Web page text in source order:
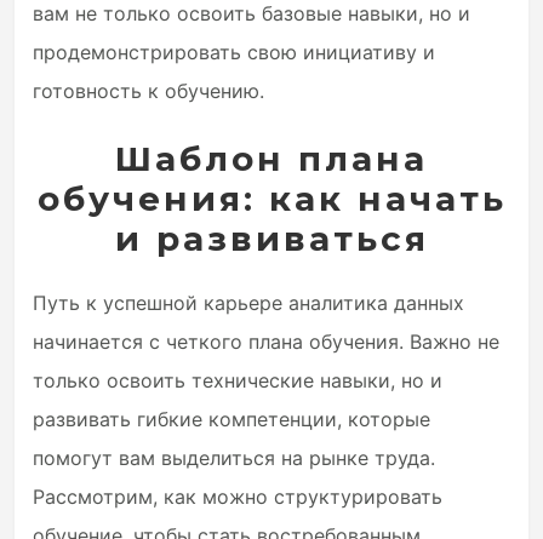
вам не только освоить базовые навыки, но и
продемонстрировать свою инициативу и
готовность к обучению.
Шаблон плана
обучения: как начать
и развиваться
Путь к успешной карьере аналитика данных
начинается с четкого плана обучения. Важно не
только освоить технические навыки, но и
развивать гибкие компетенции, которые
помогут вам выделиться на рынке труда.
Рассмотрим, как можно структурировать